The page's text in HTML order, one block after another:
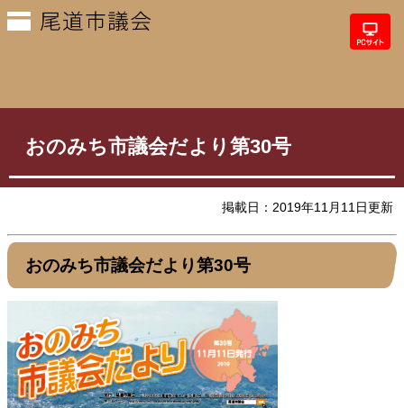
おのみち市議会だより第30号
掲載日：2019年11月11日更新
おのみち市議会だより第30号